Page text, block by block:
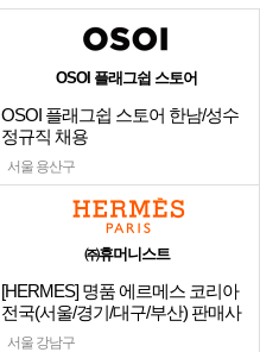
OSOI 플래그쉽 스토어
OSOI 플래그쉽 스토어 한남/성수
정규직 채용
서울 용산구
㈜휴머니스트
[HERMES] 명품 에르메스 코리아
전국(서울/경기/대구/부산) 판매사
원
서울 강남구